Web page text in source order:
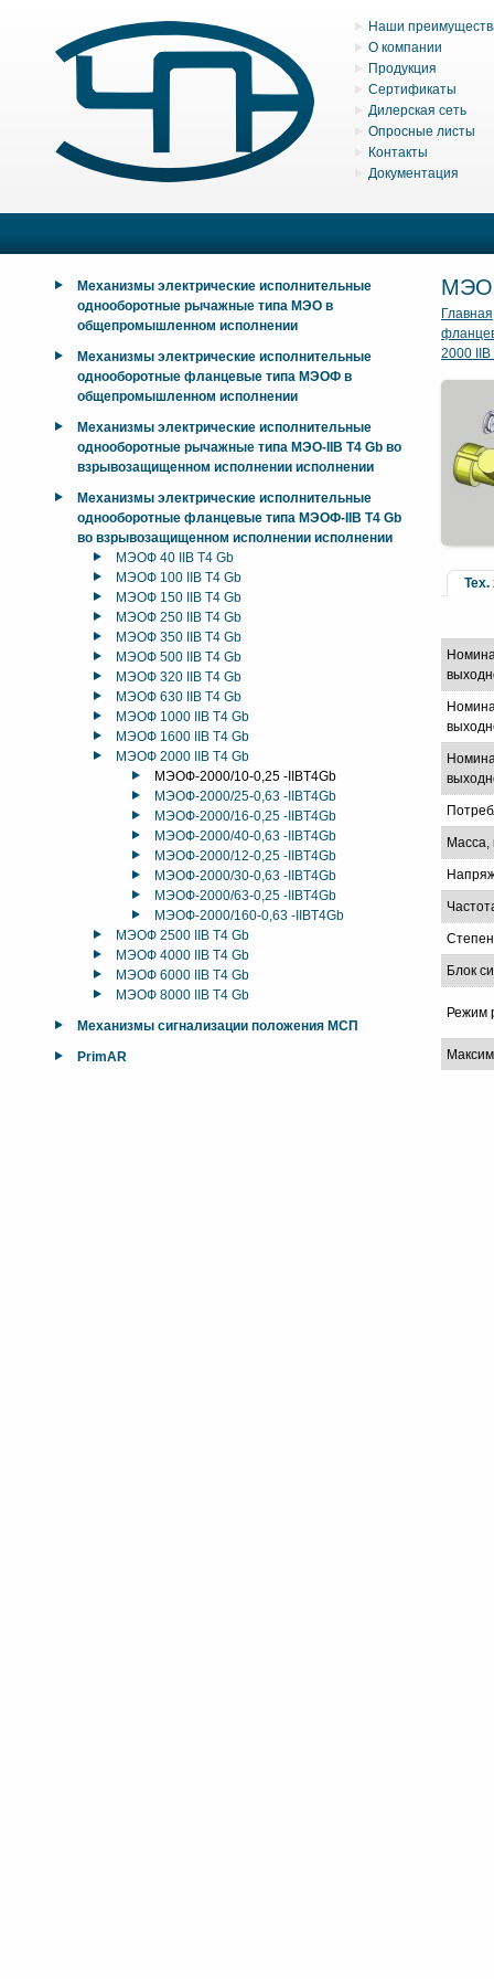
Наши
О компании
Продукция
Сертификаты
Дилерская сеть
Опросные листы
Контакты
Документация
Механизмы электрические исполнительные
однооборотные рычажные типа МЭО в
общепромышленном исполнении
Механизмы электрические исполнительные
однооборотные фланцевые типа МЭОФ в
общепромышленном исполнении
Механизмы электрические исполнительные
однооборотные рычажные типа МЭО-IIB T4 Gb во
взрывозащищенном исполнении исполнении
Механизмы электрические исполнительные
однооборотные фланцевые типа МЭОФ-IIB T4 Gb
во взрывозащищенном исполнении исполнении
МЭОФ 40 IIB T4 Gb
МЭОФ 100 IIB T4 Gb
МЭОФ 150 IIB T4 Gb
МЭОФ 250 IIB T4 Gb
МЭОФ 350 IIB T4 Gb
МЭОФ 500 IIB T4 Gb
МЭОФ 320 IIB T4 Gb
МЭОФ 630 IIB T4 Gb
МЭОФ 1000 IIB T4 Gb
МЭОФ 1600 IIB T4 Gb
МЭОФ 2000 IIB T4 Gb
МЭОФ-2000/10-0,25 -IIBT4Gb
МЭОФ-2000/25-0,63 -IIBT4Gb
МЭОФ-2000/16-0,25 -IIBT4Gb
МЭОФ-2000/40-0,63 -IIBT4Gb
МЭОФ-2000/12-0,25 -IIBT4Gb
МЭОФ-2000/30-0,63 -IIBT4Gb
МЭОФ-2000/63-0,25 -IIBT4Gb
МЭОФ-2000/160-0,63 -IIBT4Gb
МЭОФ 2500 IIB T4 Gb
МЭОФ 4000 IIB T4 Gb
МЭОФ 6000 IIB T4 Gb
МЭОФ 8000 IIB T4 Gb
Механизмы сигнализации положения МСП
PrimAR
Главная
2000 IIB
Тех.
Масса,
Блок
Режим